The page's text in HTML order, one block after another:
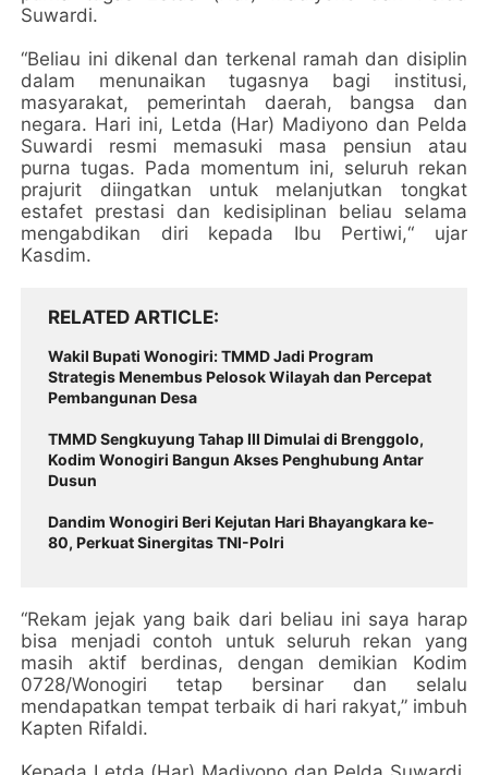
Suwardi.
“Beliau ini dikenal dan terkenal ramah dan disiplin
dalam menunaikan tugasnya bagi institusi,
masyarakat, pemerintah daerah, bangsa dan
negara. Hari ini, Letda (Har) Madiyono dan Pelda
Suwardi resmi memasuki masa pensiun atau
purna tugas. Pada momentum ini, seluruh rekan
prajurit diingatkan untuk melanjutkan tongkat
estafet prestasi dan kedisiplinan beliau selama
mengabdikan diri kepada Ibu Pertiwi,“ ujar
Kasdim.
RELATED ARTICLE
Wakil Bupati Wonogiri: TMMD Jadi Program
Strategis Menembus Pelosok Wilayah dan Percepat
Pembangunan Desa
TMMD Sengkuyung Tahap III Dimulai di Brenggolo,
Kodim Wonogiri Bangun Akses Penghubung Antar
Dusun
Dandim Wonogiri Beri Kejutan Hari Bhayangkara ke-
80, Perkuat Sinergitas TNI-Polri
“Rekam jejak yang baik dari beliau ini saya harap
bisa menjadi contoh untuk seluruh rekan yang
masih aktif berdinas, dengan demikian Kodim
0728/Wonogiri tetap bersinar dan selalu
mendapatkan tempat terbaik di hari rakyat,” imbuh
Kapten Rifaldi.